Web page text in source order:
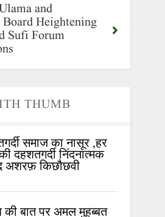
and
Heightening
Sufi Forum
THUMB
समाज का नासूर ,हर
दहशतगर्दी निंदनात्मक
अशरफ़ किछौछवी
की बात पर अमल मुहब्बत